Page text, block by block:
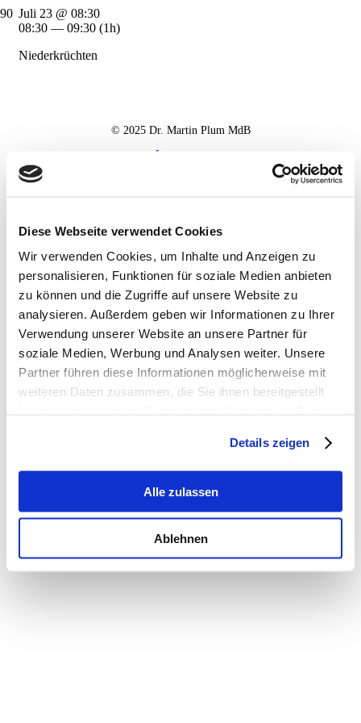
Diese Webseite verwendet Cookies
Wir verwenden Cookies, um Inhalte und Anzeigen zu
personalisieren, Funktionen für soziale Medien anbieten
zu können und die Zugriffe auf unsere Website zu
analysieren. Außerdem geben wir Informationen zu Ihrer
Verwendung unserer Website an unsere Partner für
soziale Medien, Werbung und Analysen weiter. Unsere
Partner führen diese Informationen möglicherweise mit
weiteren Daten zusammen, die Sie ihnen bereitgestellt
Details zeigen
Alle zulassen
Ablehnen
Juli 23 @ 08:30
08:30 — 09:30 (1h)
Niederkrüchten
© 2025 Dr. Martin Plum MdB
Impressum